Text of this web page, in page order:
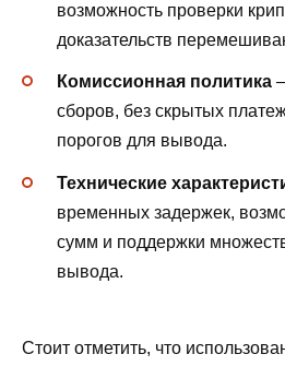
возможность проверки
доказательств
Комиссионная политика
сборов, без скрытых
порогов для вывода.
Технические
временных задержек,
сумм и поддержки
вывода.
Стоит отметить, что